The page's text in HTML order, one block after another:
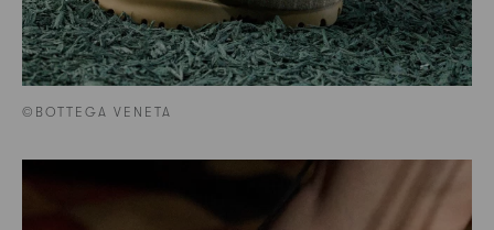
©BOTTEGA VENETA